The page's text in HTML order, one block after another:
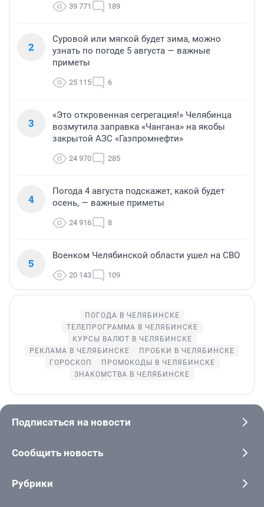
39 771 189
2
Суровой или мягкой будет зима, можно
узнать по погоде 5 августа — важные
приметы
25 115 6
3
«Это откровенная сегрегация!» Челябинца
возмутила заправка «Чангана» на якобы
закрытой АЗС «Газпромнефти»
24 970 285
4
Погода 4 августа подскажет, какой будет
осень, — важные приметы
24 916 8
5
Военком Челябинской области ушел на СВО
20 143 109
ПОГОДА В ЧЕЛЯБИНСКЕ
ТЕЛЕПРОГРАММА В ЧЕЛЯБИНСКЕ
КУРСЫ ВАЛЮТ В ЧЕЛЯБИНСКЕ
РЕКЛАМА В ЧЕЛЯБИНСКЕ
ПРОБКИ В ЧЕЛЯБИНСКЕ
ГОРОСКОП
ПРОМОКОДЫ В ЧЕЛЯБИНСКЕ
ЗНАКОМСТВА В ЧЕЛЯБИНСКЕ
Подписаться на новости
Сообщить новость
Рубрики